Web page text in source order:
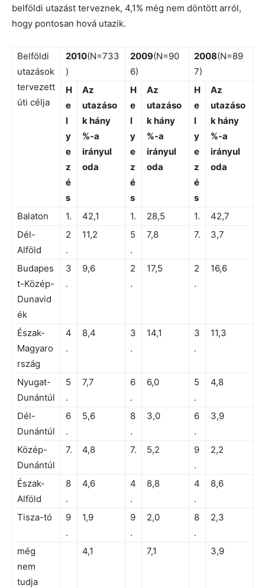
belföldi utazást terveznek, 4,1% még nem döntött arról,
hogy pontosan hová utazik.
Belföldi
utazások
tervezett
úti célja
2010(N=733
)
2009(N=90
6)
2008(N=89
7)
H
e
l
y
e
z
é
s
Az
utazáso
k hány
%-a
irányul
oda
H
e
l
y
e
z
é
s
Az
utazáso
k hány
%-a
irányul
oda
H
e
l
y
e
z
é
s
Az
utazáso
k hány
%-a
irányul
oda
Balaton 1. 42,1 1. 28,5 1.
42,7
Dél-
Alföld
2
.
11,2
5
.
7,8 7. 3,7
Budapes
t-Közép-
Dunavid
ék
3
.
9,6
2
.
17,5
2
.
16,6
Észak-
Magyaro
rszág
4
.
8,4
3
.
14,1
3
.
11,3
Nyugat-
Dunántúl
5
.
7,7
6
.
6,0
5
.
4,8
Dél-
Dunántúl
6
.
5,6
8
.
3,0
6
.
3,9
Közép-
Dunántúl
7. 4,8 7. 5,2
9
.
2,2
Észak-
Alföld
8
.
4,6
4
.
8,8
4
.
8,6
Tisza-tó
9
.
1,9
9
.
2,0
8
.
2,3
még
nem
tudja
4,1 7,1 3,9